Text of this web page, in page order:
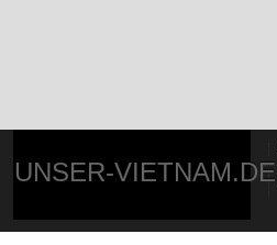
UNSER-VIETNAM.DE